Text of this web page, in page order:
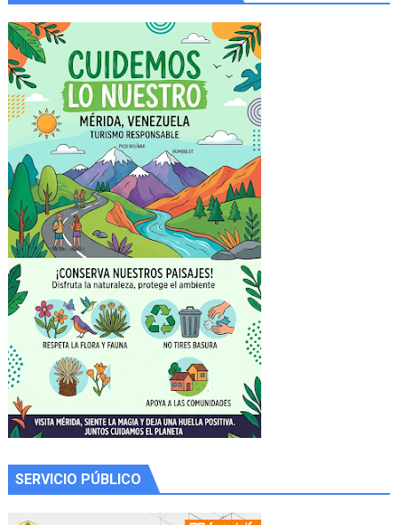
SERVICIO PÚBLICO